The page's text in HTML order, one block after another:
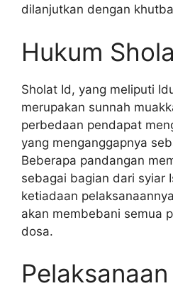
dilanjutkan dengan
Hukum
Sholat Id, yang meliputi
merupakan sunnah
perbedaan pendapat
yang menganggapnya
Beberapa pandangan
sebagai bagian dari syiar
ketiadaan
akan membebani semua
dosa.